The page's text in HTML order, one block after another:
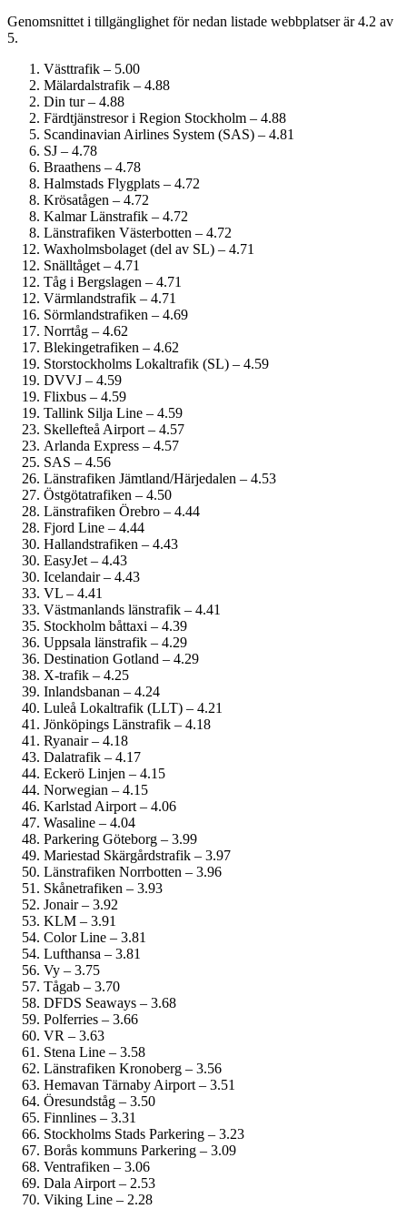
Genomsnittet i tillgänglighet för nedan listade webbplatser är 4.2 av
5.
Västtrafik – 5.00
Mälardalstrafik – 4.88
Din tur – 4.88
Färdtjänstresor i Region Stockholm – 4.88
Scandinavian Airlines System (SAS) – 4.81
SJ – 4.78
Braathens – 4.78
Halmstads Flygplats – 4.72
Krösatågen – 4.72
Kalmar Länstrafik – 4.72
Länstrafiken Västerbotten – 4.72
Waxholmsbolaget (del av SL) – 4.71
Snälltåget – 4.71
Tåg i Bergslagen – 4.71
Värmlandstrafik – 4.71
Sörmlandstrafiken – 4.69
Norrtåg – 4.62
Blekingetrafiken – 4.62
Storstockholms Lokaltrafik (SL) – 4.59
DVVJ – 4.59
Flixbus – 4.59
Tallink Silja Line – 4.59
Skellefteå Airport – 4.57
Arlanda Express – 4.57
SAS – 4.56
Länstrafiken Jämtland/Härjedalen – 4.53
Östgötatrafiken – 4.50
Länstrafiken Örebro – 4.44
Fjord Line – 4.44
Hallandstrafiken – 4.43
EasyJet – 4.43
Icelandair – 4.43
VL – 4.41
Västmanlands länstrafik – 4.41
Stockholm båttaxi – 4.39
Uppsala länstrafik – 4.29
Destination Gotland – 4.29
X-trafik – 4.25
Inlandsbanan – 4.24
Luleå Lokaltrafik (LLT) – 4.21
Jönköpings Länstrafik – 4.18
Ryanair – 4.18
Dalatrafik – 4.17
Eckerö Linjen – 4.15
Norwegian – 4.15
Karlstad Airport – 4.06
Wasaline – 4.04
Parkering Göteborg – 3.99
Mariestad Skärgårdstrafik – 3.97
Länstrafiken Norrbotten – 3.96
Skånetrafiken – 3.93
Jonair – 3.92
KLM – 3.91
Color Line – 3.81
Lufthansa – 3.81
Vy – 3.75
Tågab – 3.70
DFDS Seaways – 3.68
Polferries – 3.66
VR – 3.63
Stena Line – 3.58
Länstrafiken Kronoberg – 3.56
Hemavan Tärnaby Airport – 3.51
Öresundståg – 3.50
Finnlines – 3.31
Stockholms Stads Parkering – 3.23
Borås kommuns Parkering – 3.09
Ventrafiken – 3.06
Dala Airport – 2.53
Viking Line – 2.28